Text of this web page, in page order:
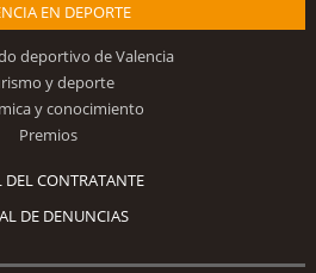
EN DEPORTE
deportivo de Valencia
y deporte
y conocimiento
Premios
DEL CONTRATANTE
DE DENUNCIAS